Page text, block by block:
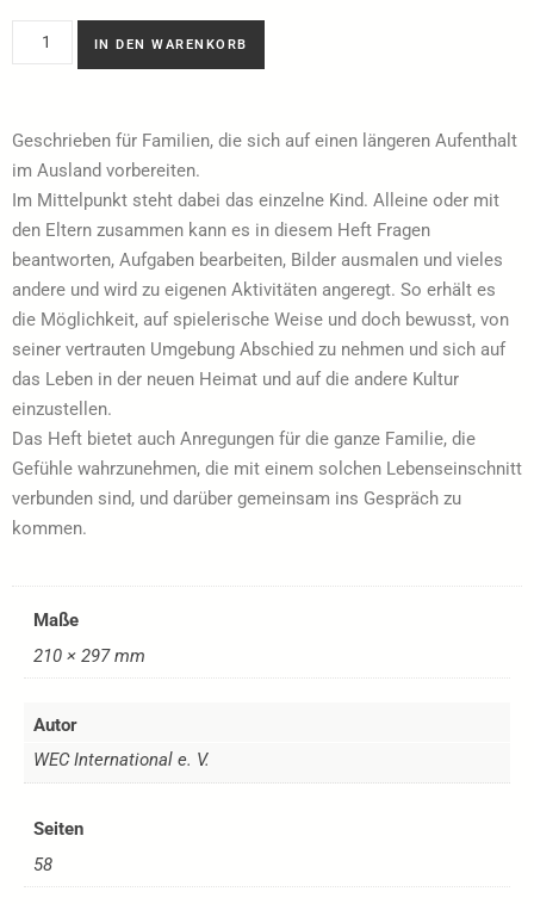
IN DEN WARENKORB
Geschrieben für Familien, die sich auf einen längeren Aufenthalt
im Ausland vorbereiten.
Im Mittelpunkt steht dabei das einzelne Kind. Alleine oder mit
den Eltern zusammen kann es in diesem Heft Fragen
beantworten, Aufgaben bearbeiten, Bilder ausmalen und vieles
andere und wird zu eigenen Aktivitäten angeregt. So erhält es
die Möglichkeit, auf spielerische Weise und doch bewusst, von
seiner vertrauten Umgebung Abschied zu nehmen und sich auf
das Leben in der neuen Heimat und auf die andere Kultur
einzustellen.
Das Heft bietet auch Anregungen für die ganze Familie, die
Gefühle wahrzunehmen, die mit einem solchen Lebenseinschnitt
verbunden sind, und darüber gemeinsam ins Gespräch zu
kommen.
Maße
210 × 297 mm
Autor
WEC International e. V.
Seiten
58